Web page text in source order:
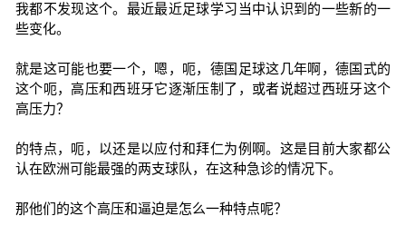
我都不发现这个。最近最近足球学习当中认识到的一些新的一
些变化。
就是这可能也要一个，嗯，呃，德国足球这几年啊，德国式的
这个呃，高压和西班牙它逐渐压制了，或者说超过西班牙这个
高压力？
的特点，呃，以还是以应付和拜仁为例啊。这是目前大家都公
认在欧洲可能最强的两支球队，在这种急诊的情况下。
那他们的这个高压和逼迫是怎么一种特点呢？